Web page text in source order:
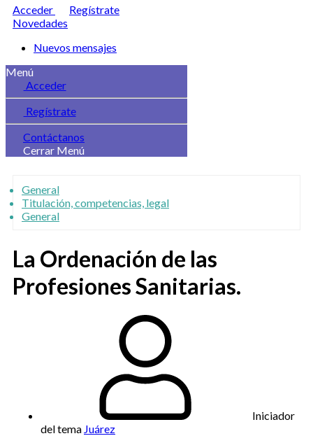
Acceder
Regístrate
Novedades
Nuevos mensajes
Menú
Acceder
Regístrate
Contáctanos
Cerrar Menú
General
Titulación, competencias, legal
General
La Ordenación de las
Profesiones Sanitarias.
Iniciador
del tema Juárez